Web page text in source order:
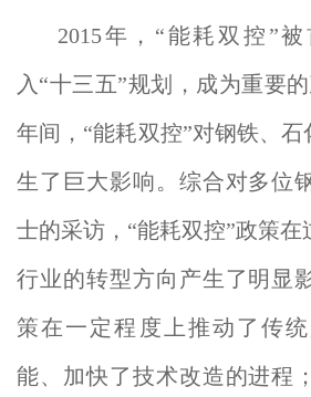
2015年，“能耗双控”
入“十三五”规划，成为重要
年间，“能耗双控”对钢铁、石
生了巨大影响。综合对多位
士的采访，“能耗双控”政策
行业的转型方向产生了明显
策在一定程度上推动了传
能、加快了技术改造的进程